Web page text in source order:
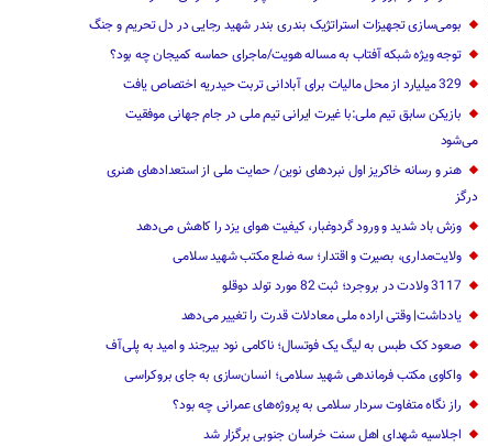
بومی‌سازی تجهیزات استراتژیک بندری بندر شهید رجایی در دل تحریم و جنگ
توجه ویژه شبکه آفتاب به مساله هویت/ماجرای حماسه کمیجان چه بود؟
329 میلیارد از محل مالیات ‌برای آبادانی تربت حیدریه اختصاص یافت
بازیکن سابق تیم ملی:با غیرت ایرانی تیم ملی در جام جهانی موفقیت
می‌شو‌د
هنر و رسانه خاکریز اول نبردهای نوین/ حمایت ملی از استعدادهای هنری
درگز
وزش باد شدید و ورود گردوغبار، کیفیت هوای یزد را کاهش می‌دهد
ولایت‌مداری، بصیرت و اقتدار؛ سه ضلع مکتب شهید سلامی
3117 ولادت در بروجرد؛ ثبت 82 مورد تولد دوقلو
یادداشت| وقتی اراده ملی معادلات قدرت را تغییر می‌دهد
صعود کک طبس به لیگ یک فوتسال؛ ناکامی نود بیرجند و امید به پلی‌آف
و‌اکاوی مکتب فرماندهی شهید سلامی؛ انسان‌سازی به جای بروکراسی
راز نگاه متفاوت سردار سلامی به پروژه‌های عمرانی چه بود؟
اجلاسیه شهدای اهل سنت خراسان جنوبی برگزار شد